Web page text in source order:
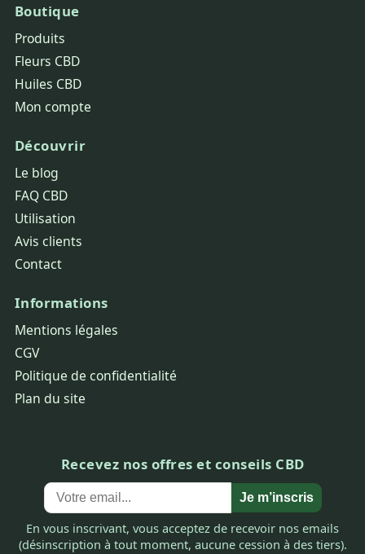
Boutique
Produits
Fleurs CBD
Huiles CBD
Mon compte
Découvrir
Le blog
FAQ CBD
Utilisation
Avis clients
Contact
Informations
Mentions légales
CGV
Politique de confidentialité
Plan du site
Recevez nos offres et conseils CBD
Je m’inscris
En vous inscrivant, vous acceptez de recevoir nos emails
(désinscription à tout moment, aucune cession à des tiers).